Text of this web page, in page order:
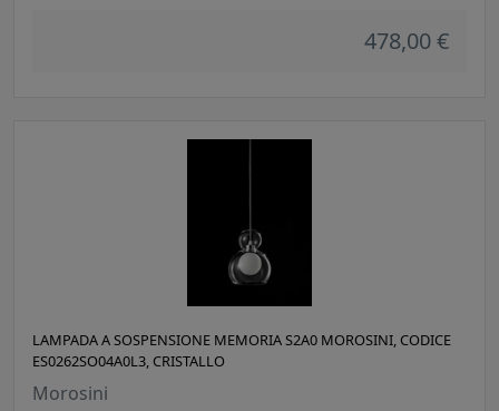
478,00 €
LAMPADA A SOSPENSIONE MEMORIA S2A0 MOROSINI, CODICE
ES0262SO04A0L3, CRISTALLO
Morosini